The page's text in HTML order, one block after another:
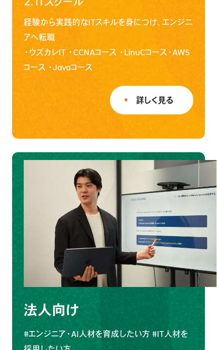
詳しく見る
経験から実践的なITスキルを身につけ、エンジニ
アへ転職
・ ウズカレIT ・ CCNAコース ・ LinuCコース ・AWS
コース ・Javaコース
法人向け
#エンジニア・AI人材を育成したい方 #IT人材を